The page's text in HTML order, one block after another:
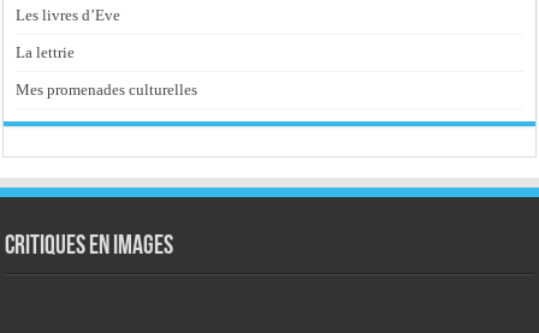
Les livres d’Eve
La lettrie
Mes promenades culturelles
Critiques en images